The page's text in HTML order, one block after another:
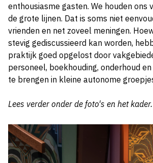
enthousiasme gasten. We houden ons
de grote lijnen. Dat is soms niet
vrienden en net zoveel meningen.
stevig gediscussieerd kan worden,
praktijk goed opgelost door
personeel, boekhouding, onderhoud
te brengen in kleine autonome
Lees verder onder de foto's en het kader.